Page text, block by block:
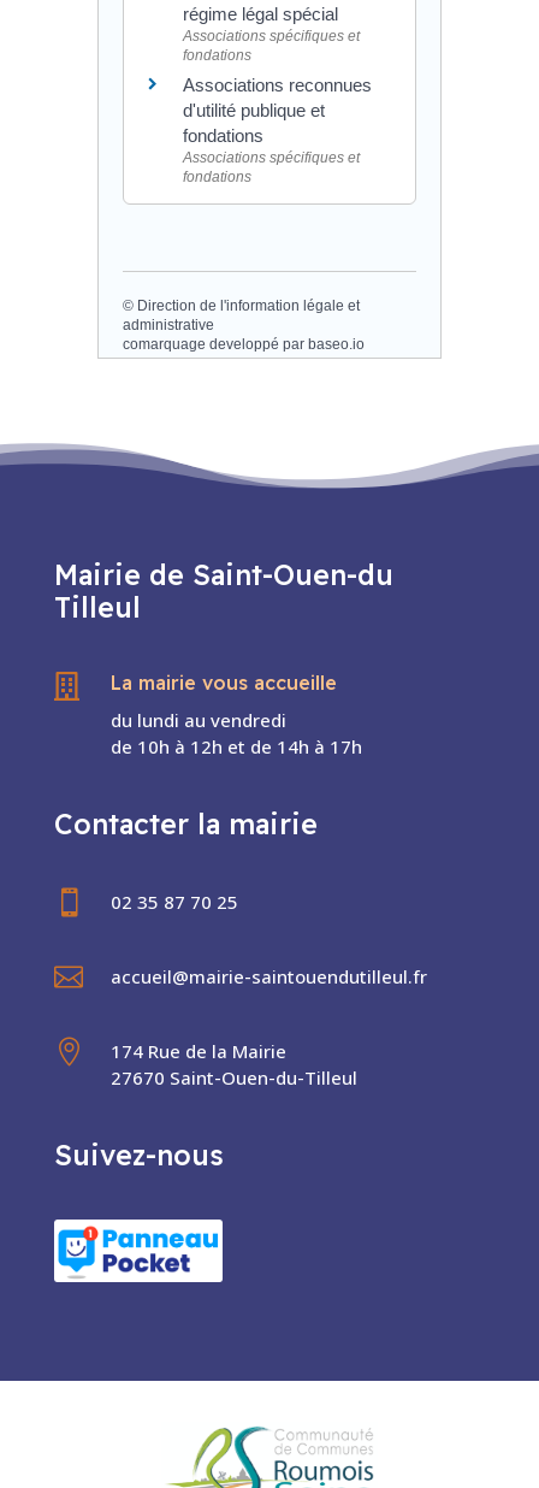
régime légal spécial
Associations spécifiques et
fondations
Associations reconnues
d'utilité publique et
fondations
Associations spécifiques et
fondations
© Direction de l'information légale et
administrative
comarquage developpé par baseo.io
Mairie de Saint-Ouen-du
Tilleul

La mairie vous accueille
du lundi au vendredi
de 10h à 12h et de 14h à 17h
Contacter la mairie
 02 35 87 70 25
 accueil@mairie-saintouendutilleul.fr

174 Rue de la Mairie
27670 Saint-Ouen-du-Tilleul
Suivez-nous